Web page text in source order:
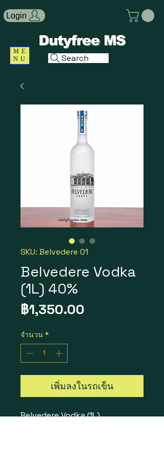
ME
NU
Search
Login
Dutyfree MS
SKU: Belvedere 01
Belvedere Vodka
(1L) 40%
฿1,350.00
จำนวน *
เพิ่มลงในรถเข็น
Belvedere Vodka (1L)